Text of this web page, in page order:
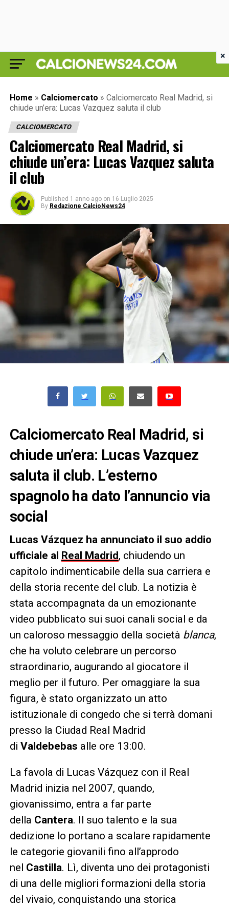
Home » Calciomercato » Calciomercato Real Madrid, si
chiude un’era: Lucas Vazquez saluta il club
CALCIOMERCATO
Calciomercato Real Madrid, si
chiude un’era: Lucas Vazquez saluta
il club
Published 1 anno ago on 16 Luglio 2025
By Redazione CalcioNews24
Calciomercato Real Madrid, si
chiude un’era: Lucas Vazquez
saluta il club. L’esterno
spagnolo ha dato l’annuncio via
social
Lucas Vázquez ha annunciato il suo addio
ufficiale al Real Madrid, chiudendo un
capitolo indimenticabile della sua carriera e
della storia recente del club. La notizia è
stata accompagnata da un emozionante
video pubblicato sui suoi canali social e da
un caloroso messaggio della società blanca,
che ha voluto celebrare un percorso
straordinario, augurando al giocatore il
meglio per il futuro. Per omaggiare la sua
figura, è stato organizzato un atto
istituzionale di congedo che si terrà domani
presso la Ciudad Real Madrid
di Valdebebas alle ore 13:00.
La favola di Lucas Vázquez con il Real
Madrid inizia nel 2007, quando,
giovanissimo, entra a far parte
della Cantera. Il suo talento e la sua
dedizione lo portano a scalare rapidamente
le categorie giovanili fino all’approdo
nel Castilla. Lì, diventa uno dei protagonisti
di una delle migliori formazioni della storia
del vivaio, conquistando una storica
×